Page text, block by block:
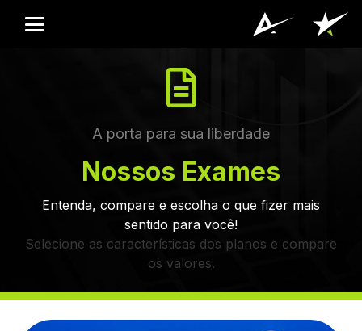
A porta para sua liberdade
Nossos Exames
Entenda, compare e escolha o que fizer mais
sentido para você!
Selecione as características dos planos e compare
os valores.